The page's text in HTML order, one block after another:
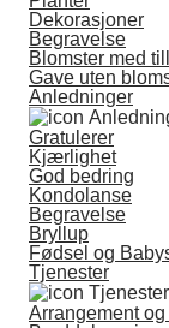
Dekorasjoner
Begravelse
Blomster med
Gave uten
Anledninger
Gratulerer
Kjærlighet
God bedring
Kondolanse
Begravelse
Bryllup
Fødsel og
Tjenester
Tjenester
Arrangement